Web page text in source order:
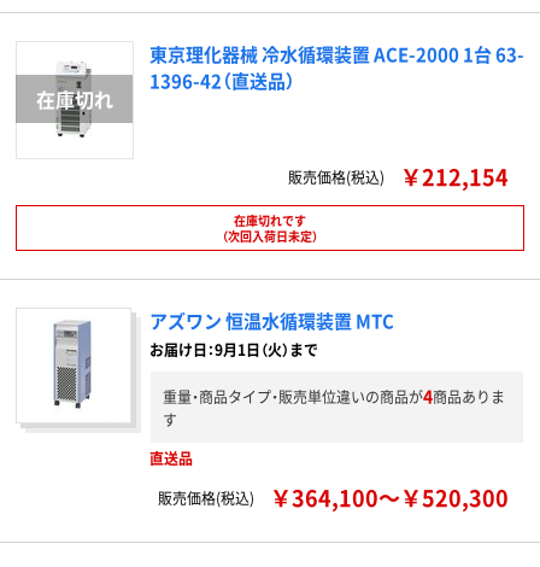
東京理化器械 冷水循環装置 ACE-2000 1台 63-
1396-42（直送品）
販売価格(税込) ￥212,154
在庫切れです
（次回入荷日未定）
アズワン 恒温水循環装置 MTC
お届け日：9月1日（火）まで
重量・商品タイプ・販売単位違いの商品が4商品ありま
す
直送品
販売価格(税込)
￥364,100～￥520,300